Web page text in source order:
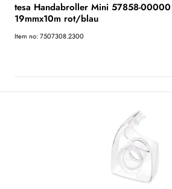
tesa Handabroller Mini 57858-00000
19mmx10m rot/blau
Item no: 7507308.2300